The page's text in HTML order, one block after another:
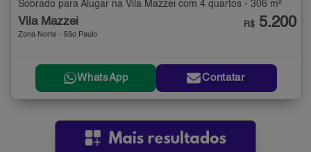
Sobrado para Alugar na Vila Mazzei com 4 quartos - 306 m²
Vila Mazzei
Zona Norte - São Paulo
R$ 5.200
WhatsApp Contatar